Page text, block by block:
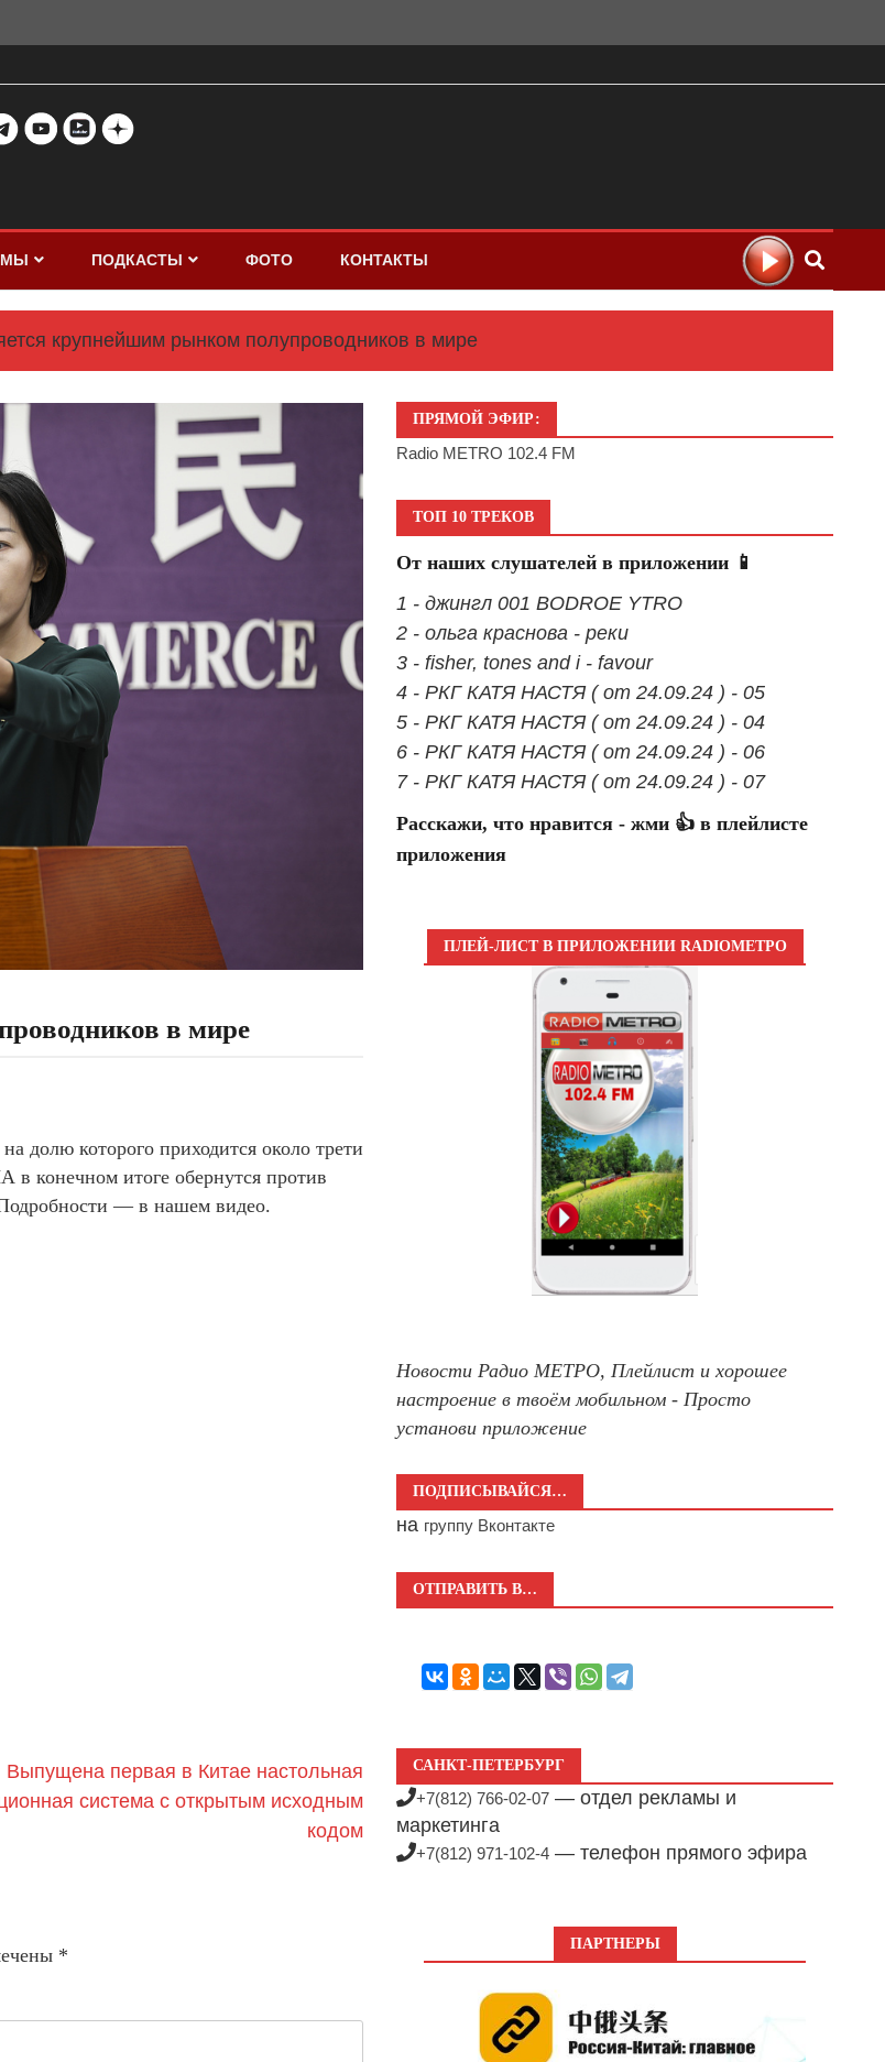
ПОДКАСТЫ ФОТО КОНТАКТЫ
крупнейшим рынком полупроводников в мире
в мире
долю которого приходится около трети
конечном итоге обернутся против
— в нашем видео.
Выпущена первая в Китае настольная
система с открытым исходным
кодом
*
ПРЯМОЙ ЭФИР:
Radio METRO 102.4 FM
ТОП 10 ТРЕКОВ
От наших слушателей в приложении 📱
1 - джингл 001 BODROE YTRO
2 - ольга краснова - реки
3 - fisher, tones and i - favour
4 - РКГ КАТЯ НАСТЯ ( от 24.09.24 ) - 05
5 - РКГ КАТЯ НАСТЯ ( от 24.09.24 ) - 04
6 - РКГ КАТЯ НАСТЯ ( от 24.09.24 ) - 06
7 - РКГ КАТЯ НАСТЯ ( от 24.09.24 ) - 07
Расскажи, что нравится - жми 👍 в плейлисте
приложения
ПЛЕЙ-ЛИСТ В ПРИЛОЖЕНИИ RADIOМЕТРО
Новости Радио МЕТРО, Плейлист и хорошее
настроение в твоём мобильном - Просто
установи приложение
ПОДПИСЫВАЙСЯ…
на группу Вконтакте
ОТПРАВИТЬ В…
САНКТ-ПЕТЕРБУРГ
+7(812) 766-02-07 — отдел рекламы и
маркетинга
+7(812) 971-102-4 — телефон прямого эфира
ПАРТНЕРЫ